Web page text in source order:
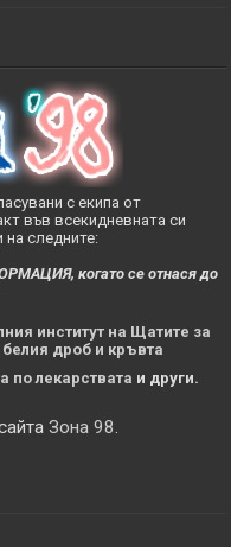
с екипа от
във всекидневната си
на следните:
когато се отнася до
институт на Щатите за
дроб и кръвта
по лекарствата и други.
Зона 98.